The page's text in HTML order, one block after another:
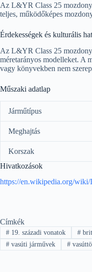
Az L&YR Class 25
teljes, működőképes
Érdekességek és kulturális
Az L&YR Class 25
méretarányos modelleket. A
vagy könyvekben nem
Műszaki adatlap
Járműtípus
Meghajtás
Korszak
Hivatkozások
https://en.wikipedia.org/
Címkék
#19. századi vonatok #brit
#vasúti járművek #